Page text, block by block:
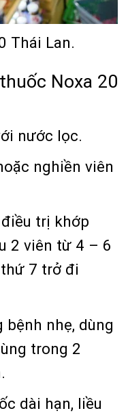
Thái Lan.
Noxa 20
nước lọc.
nghiền viên
trị khớp
2 viên từ 4 – 6
7 trở đi
nhẹ, dùng
trong 2
dài hạn, liều